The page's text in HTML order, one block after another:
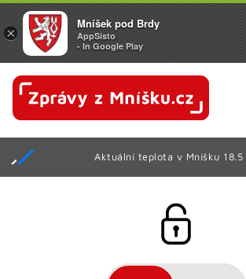
Aktuální teplota v Mníšku 18.5
×
Mníšek pod Brdy
AppSisto
- In Google Play